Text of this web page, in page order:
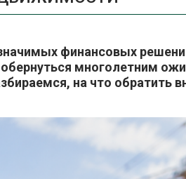
финансовых
многолетним
на что обратить